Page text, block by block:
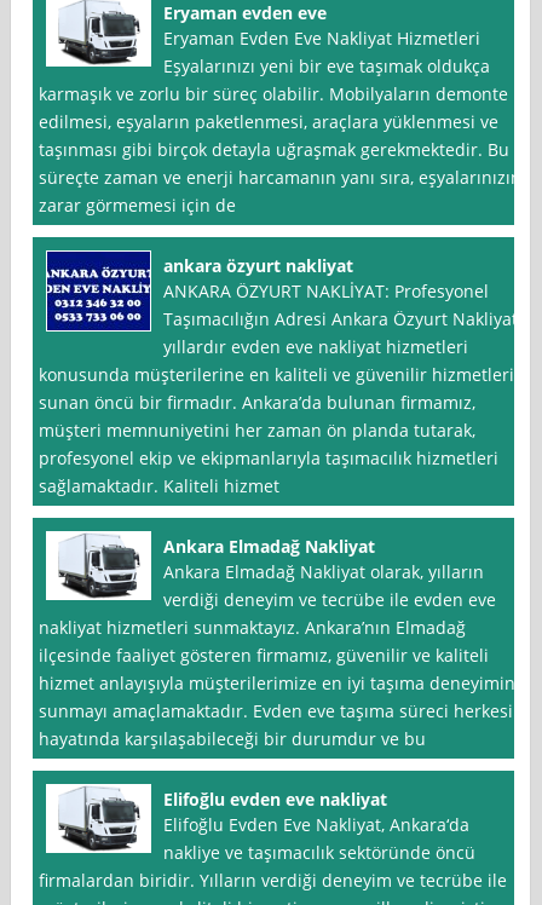
Eryaman evden eve
Eryaman Evden Eve Nakliyat Hizmetleri
Eşyalarınızı yeni bir eve taşımak oldukça
karmaşık ve zorlu bir süreç olabilir. Mobilyaların demonte
edilmesi, eşyaların paketlenmesi, araçlara yüklenmesi ve
taşınması gibi birçok detayla uğraşmak gerekmektedir. Bu
süreçte zaman ve enerji harcamanın yanı sıra, eşyalarınızın
zarar görmemesi için de
ankara özyurt nakliyat
ANKARA ÖZYURT NAKLİYAT: Profesyonel
Taşımacılığın Adresi Ankara Özyurt Nakliyat,
yıllardır evden eve nakliyat hizmetleri
konusunda müşterilerine en kaliteli ve güvenilir hizmetleri
sunan öncü bir firmadır. Ankara’da bulunan firmamız,
müşteri memnuniyetini her zaman ön planda tutarak,
profesyonel ekip ve ekipmanlarıyla taşımacılık hizmetleri
sağlamaktadır. Kaliteli hizmet
Ankara Elmadağ Nakliyat
Ankara Elmadağ Nakliyat olarak, yılların
verdiği deneyim ve tecrübe ile evden eve
nakliyat hizmetleri sunmaktayız. Ankara’nın Elmadağ
ilçesinde faaliyet gösteren firmamız, güvenilir ve kaliteli
hizmet anlayışıyla müşterilerimize en iyi taşıma deneyimini
sunmayı amaçlamaktadır. Evden eve taşıma süreci herkesin
hayatında karşılaşabileceği bir durumdur ve bu
Elifoğlu evden eve nakliyat
Elifoğlu Evden Eve Nakliyat, Ankara‘da
nakliye ve taşımacılık sektöründe öncü
firmalardan biridir. Yılların verdiği deneyim ve tecrübe ile